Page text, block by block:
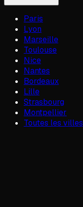
Paris
Lyon
Marseille
Toulouse
Nice
Nantes
Bordeaux
Lille
Strasbourg
Montpellier
Toutes les villes